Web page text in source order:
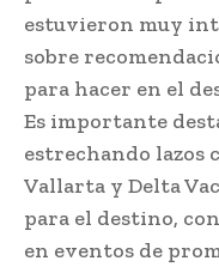
estuvieron muy
sobre
para hacer en el
Es importante
estrechando lazos
Vallarta y Delta
para el destino,
en eventos de